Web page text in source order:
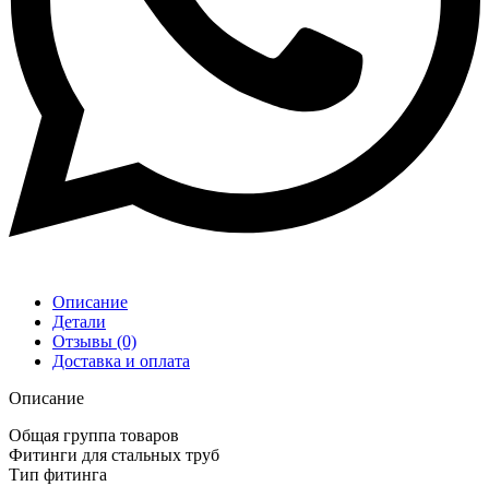
Описание
Детали
Отзывы (0)
Доставка и оплата
Описание
Общая группа товаров
Фитинги для стальных труб
Тип фитинга